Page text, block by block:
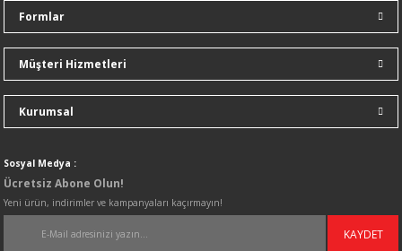
Gönder
Formlar
Müşteri Hizmetleri
Kurumsal
Sosyal Medya :
Ücretsiz Abone Olun!
Yeni ürün, indirimler ve kampanyaları kaçırmayın!
KAYDET